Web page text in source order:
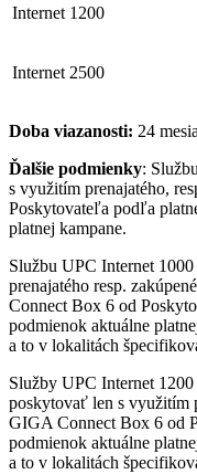
Internet 1200
Internet 2500
Doba viazanosti: 24
Ďalšie podmienky:
s využitím prenajatého,
Poskytovateľa podľa
platnej kampane.
Službu UPC Internet
prenajatého resp.
Connect Box 6 od
podmienok aktuálne
a to v lokalitách
Služby UPC Internet
poskytovať len s využitím
GIGA Connect Box 6 od
podmienok aktuálne
a to v lokalitách